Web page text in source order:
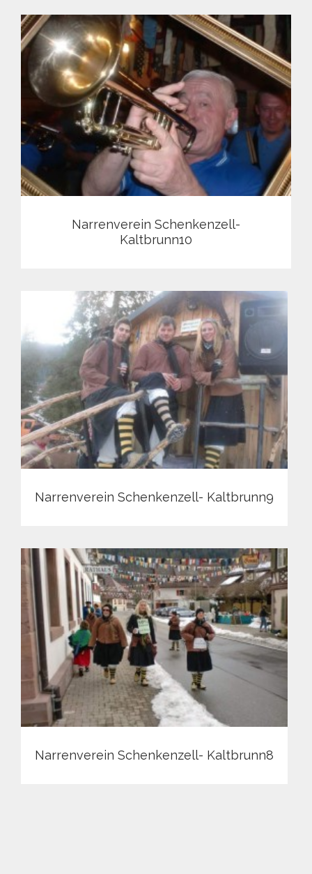
Narrenverein Schenkenzell-
Kaltbrunn10
Narrenverein Schenkenzell- Kaltbrunn9
Narrenverein Schenkenzell- Kaltbrunn8